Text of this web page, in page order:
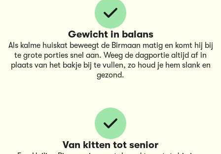
Gewicht in balans
Als kalme huiskat beweegt de Birmaan matig en komt hij bij
te grote porties snel aan. Weeg de dagportie altijd af in
plaats van het bakje bij te vullen, zo houd je hem slank en
gezond.
Van kitten tot senior